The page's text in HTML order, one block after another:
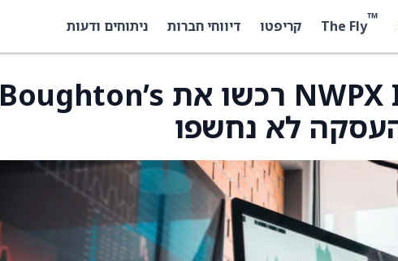
™
The Fly קריפטו דיווחי חברות ניתוחים ודעות
NWPX Infrastructure רכשו את Boughton’s